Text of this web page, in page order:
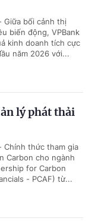
Giữa bối cảnh thị
biến động, VPBank
kinh doanh tích cực
năm 2026 với...
lý phát thải
Chính thức tham gia
Carbon cho ngành
for Carbon
- PCAF) từ...